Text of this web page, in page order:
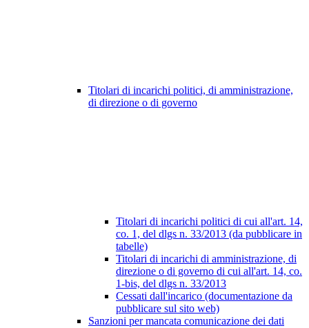
Titolari di incarichi politici, di amministrazione,
di direzione o di governo
Titolari di incarichi politici di cui all'art. 14,
co. 1, del dlgs n. 33/2013 (da pubblicare in
tabelle)
Titolari di incarichi di amministrazione, di
direzione o di governo di cui all'art. 14, co.
1-bis, del dlgs n. 33/2013
Cessati dall'incarico (documentazione da
pubblicare sul sito web)
Sanzioni per mancata comunicazione dei dati